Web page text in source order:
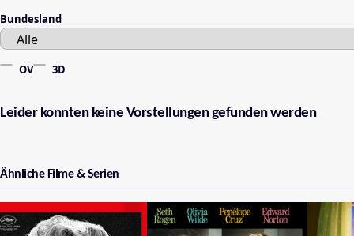
Bundesland
OV 3D
Leider konnten keine Vorstellungen gefunden werden
Ähnliche Filme & Serien